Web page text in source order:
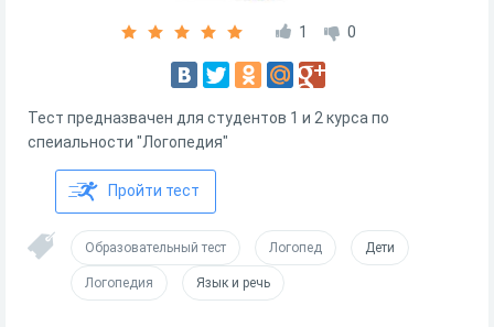
1 0
Тест предназвачен для студентов 1 и 2 курса по
спеиальности "Логопедия"
Пройти тест
Образовательный тест Логопед Дети
Логопедия Язык и речь